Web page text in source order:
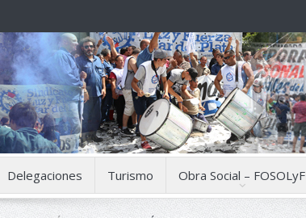
Delegaciones Turismo Obra Social – FOSOLyF